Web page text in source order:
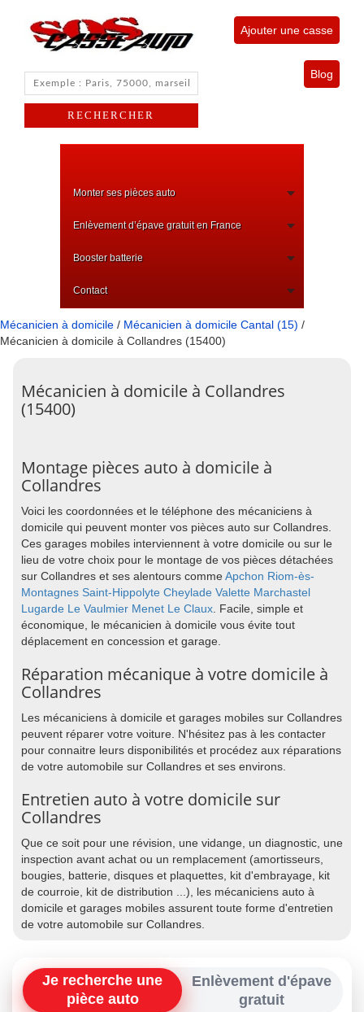
Ajouter une casse
Blog
Monter ses pièces auto
Enlèvement d’épave gratuit en France
Booster batterie
Contact
Mécanicien à domicile / Mécanicien à domicile Cantal (15) /
Mécanicien à domicile à Collandres (15400)
Mécanicien à domicile à Collandres
(15400)
Montage pièces auto à domicile à
Collandres
Voici les coordonnées et le téléphone des mécaniciens à
domicile qui peuvent monter vos pièces auto sur Collandres.
Ces garages mobiles interviennent à votre domicile ou sur le
lieu de votre choix pour le montage de vos pièces détachées
sur Collandres et ses alentours comme Apchon Riom-ès-
Montagnes Saint-Hippolyte Cheylade Valette Marchastel
Lugarde Le Vaulmier Menet Le Claux. Facile, simple et
économique, le mécanicien à domicile vous évite tout
déplacement en concession et garage.
Réparation mécanique à votre domicile à
Collandres
Les mécaniciens à domicile et garages mobiles sur Collandres
peuvent réparer votre voiture. N'hésitez pas à les contacter
pour connaitre leurs disponibilités et procédez aux réparations
de votre automobile sur Collandres et ses environs.
Entretien auto à votre domicile sur
Collandres
Que ce soit pour une révision, une vidange, un diagnostic, une
inspection avant achat ou un remplacement (amortisseurs,
bougies, batterie, disques et plaquettes, kit d'embrayage, kit
de courroie, kit de distribution ...), les mécaniciens auto à
domicile et garages mobiles assurent toute forme d'entretien
de votre automobile sur Collandres.
Je recherche une
pièce auto
Enlèvement d'épave
gratuit